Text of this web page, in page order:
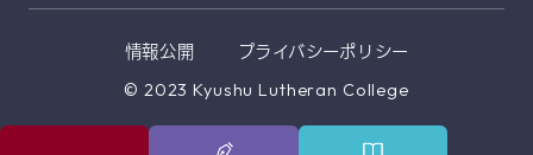
情報公開 プライバシーポリシー
© 2023 Kyushu Lutheran College